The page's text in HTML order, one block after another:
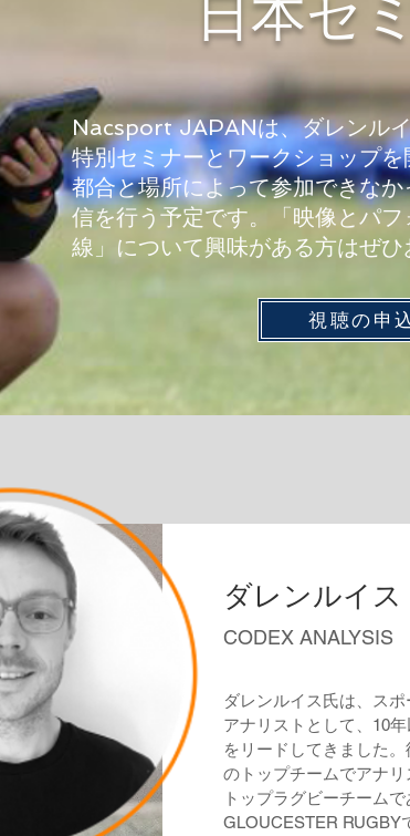
日本セ
Nacsport JAPANは、ダレンルイ
特別セミナーとワークショップ
都合と場所によって参加できな
信を行う予定です。「映像とパ
線」について興味がある方はぜひ
視聴の申
ダレンルイ
CODEX
ダレンルイス氏は、ス
アナリストとして、10
をリードしてきました
のトップチームでアナ
トップラグビーチーム
GLOUCESTER RUGBY